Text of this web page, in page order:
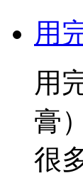
用
用
膏
很